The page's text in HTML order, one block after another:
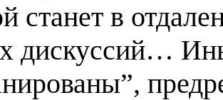
станет в
дискуссий…